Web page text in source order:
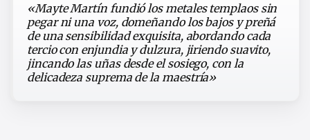
«Mayte Martín fundió los metales templaos sin
pegar ni una voz, domeñando los bajos y preñá
de una sensibilidad exquisita, abordando cada
tercio con enjundia y dulzura, jiriendo suavito,
jincando las uñas desde el sosiego, con la
delicadeza suprema de la maestría»